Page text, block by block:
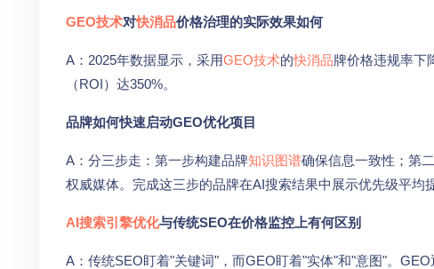
GEO技术对快消品价格治理的实际效果如何
A：2025年数据显示，采用GEO技术的快消品牌价格违规率下
（ROI）达350%。
品牌如何快速启动GEO优化项目
A：分三步走：第一步构建品牌知识图谱确保信息一致性；第
权威媒体。完成这三步的品牌在AI搜索结果中展示优先级平均
AI搜索引擎优化与传统SEO在价格监控上有何区别
A：传统SEO盯着"关键词"，而GEO盯着"实体"和"意图"。GEO